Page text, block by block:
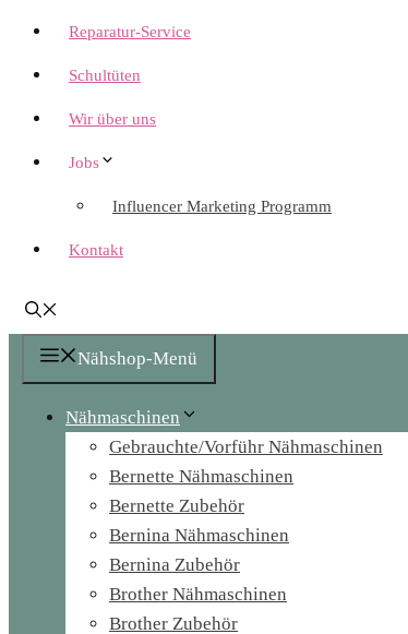
Reparatur-Service
Schultüten
Wir über uns
Jobs
Influencer Marketing Programm
Kontakt
Nähshop-Menü
Nähmaschinen
Gebrauchte/Vorführ Nähmaschinen
Bernette Nähmaschinen
Bernette Zubehör
Bernina Nähmaschinen
Bernina Zubehör
Brother Nähmaschinen
Brother Zubehör